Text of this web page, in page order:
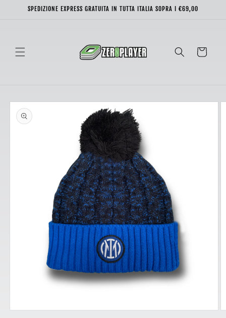
direttamente
SPEDIZIONE EXPRESS GRATUITA IN TUTTA ITALIA SOPRA I €69,00
Carrello
Passa alle
informazioni
sul prodotto